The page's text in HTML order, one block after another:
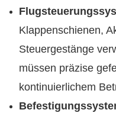
Klappenschienen,
Steuergestänge
müssen präzise
kontinuierlichem